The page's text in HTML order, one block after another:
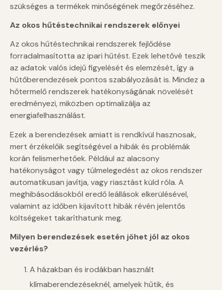
szükséges a termékek minőségének megőrzéséhez.
Az okos hűtéstechnikai rendszerek előnyei
Az okos hűtéstechnikai rendszerek fejlődése
forradalmasította az ipari hűtést. Ezek lehetővé teszik
az adatok valós idejű figyelését és elemzését, így a
hűtőberendezések pontos szabályozását is. Mindez a
hőtermelő rendszerek hatékonyságának növelését
eredményezi, miközben optimalizálja az
energiafelhasználást.
Ezek a berendezések amiatt is rendkívül hasznosak,
mert érzékelőik segítségével a hibák és problémák
korán felismerhetőek. Például az alacsony
hatékonyságot vagy túlmelegedést az okos rendszer
automatikusan javítja, vagy riasztást küld róla. A
meghibásodásokból eredő leállások elkerülésével,
valamint az időben kijavított hibák révén jelentős
költségeket takaríthatunk meg.
Milyen berendezések esetén jöhet jól az okos
vezérlés?
A házakban és irodákban használt
klímaberendezéseknél, amelyek hűtik, és